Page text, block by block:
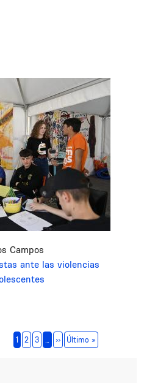
Campos
ante las violencias
1 2 3 … ››Siguiente página
Último »